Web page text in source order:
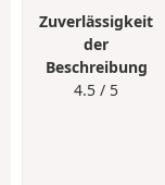
Zuverlässigkeit
der
Beschreibung
4.5 / 5